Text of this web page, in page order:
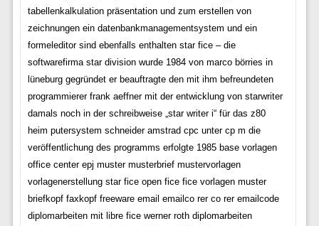
tabellenkalkulation präsentation und zum erstellen von
zeichnungen ein datenbankmanagementsystem und ein
formeleditor sind ebenfalls enthalten star fice – die
softwarefirma star division wurde 1984 von marco börries in
lüneburg gegründet er beauftragte den mit ihm befreundeten
programmierer frank aeffner mit der entwicklung von starwriter
damals noch in der schreibweise „star writer i“ für das z80
heim putersystem schneider amstrad cpc unter cp m die
veröffentlichung des programms erfolgte 1985 base vorlagen
office center epj muster musterbrief mustervorlagen
vorlagenerstellung star fice open fice fice vorlagen muster
briefkopf faxkopf freeware email emailco rer co rer emailcode
diplomarbeiten mit libre fice werner roth diplomarbeiten